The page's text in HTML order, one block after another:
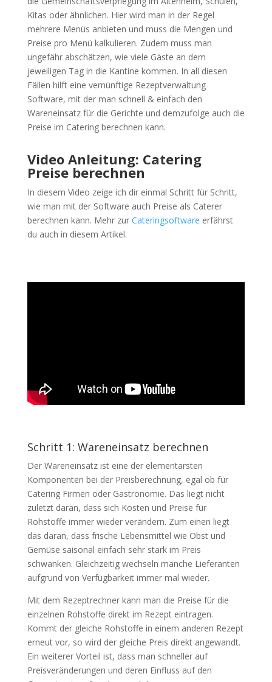
Kitas oder ähnlichen. Hier wird man in der Regel
mehrere Menüs anbieten und muss die Mengen und
Preise pro Menü kalkulieren. Zudem muss man
ungefähr abschätzen, wie viele Gäste an dem
jeweiligen Tag in die Kantine kommen. In all diesen
Fällen hilft eine vernünftige Rezeptverwaltung
Software, mit der man schnell & einfach den
Wareneinsatz für die Gerichte und demzufolge auch die
Preise im Catering berechnen kann.
Video Anleitung: Catering
Preise berechnen
In diesem Video zeige ich dir einmal Schritt für Schritt,
wie man mit der Software auch Preise als Caterer
berechnen kann. Mehr zur Cateringsoftware erfährst
du auch in diesem Artikel.
Schritt 1: Wareneinsatz berechnen
Der Wareneinsatz ist eine der elementarsten
Komponenten bei der Preisberechnung, egal ob für
Catering Firmen oder Gastronomie. Das liegt nicht
zuletzt daran, dass sich Kosten und Preise für
Rohstoffe immer wieder verändern. Zum einen liegt
das daran, dass frische Lebensmittel wie Obst und
Gemüse saisonal einfach sehr stark im Preis
schwanken. Gleichzeitig wechseln manche Lieferanten
aufgrund von Verfügbarkeit immer mal wieder.
Mit dem Rezeptrechner kann man die Preise für die
einzelnen Rohstoffe direkt im Rezept eintragen.
Kommt der gleiche Rohstoffe in einem anderen Rezept
erneut vor, so wird der gleiche Preis direkt angewandt.
Ein weiterer Vorteil ist, dass man schneller auf
Preisveränderungen und deren Einfluss auf den